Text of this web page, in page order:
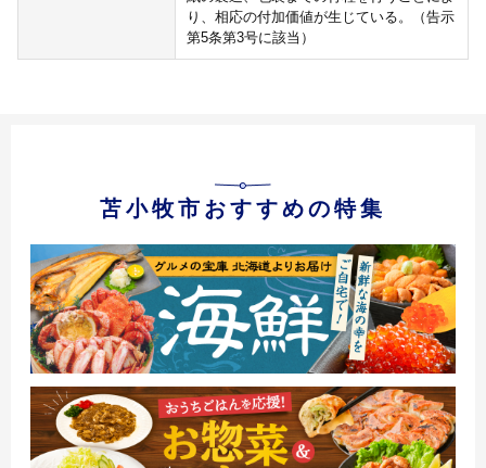
り、相応の付加価値が生じている。（告示
第5条第3号に該当）
苫小牧市おすすめの特集